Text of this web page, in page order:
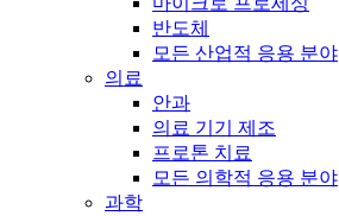
반도체
모든 산업적 응용 분야
의료
안과
의료 기기 제조
프로톤 치료
모든 의학적 응용 분야
과학